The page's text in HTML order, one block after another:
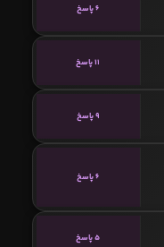
6 پاسخ
11 پاسخ
9 پاسخ
6 پاسخ
5 پاسخ